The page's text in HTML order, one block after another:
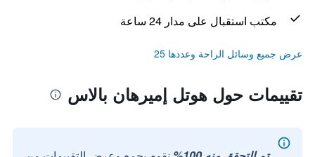
مكتب استقبال على مدار 24 ساعة
عرض جميع وسائل الراحة وعددها 25
تقييمات حول هوتل إميرهان بالاس